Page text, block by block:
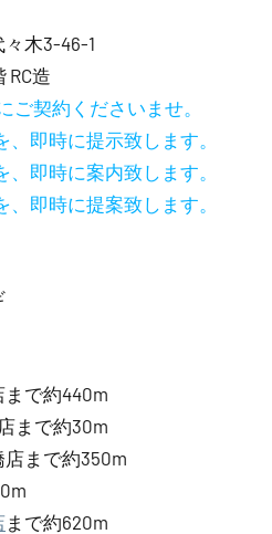
木3-46-1
造
ご契約くださいませ。
即時に提示致します。
即時に案内致します。
即時に提案致します。
で約440m
まで約30m
まで約350m
まで約620m